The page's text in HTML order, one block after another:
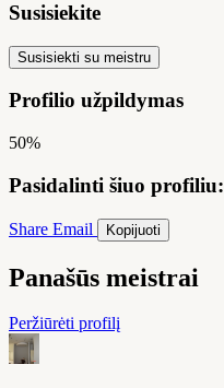
Susisiekite
Susisiekti su meistru
Profilio užpildymas
50%
Pasidalinti šiuo profiliu:
Share Email Kopijuoti
Panašūs meistrai
Peržiūrėti profilį